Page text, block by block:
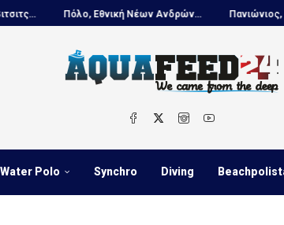
Νέων Ανδρών... Πανιώνιος, Νίκος Κουτουβάκης
Water Polo Synchro Diving